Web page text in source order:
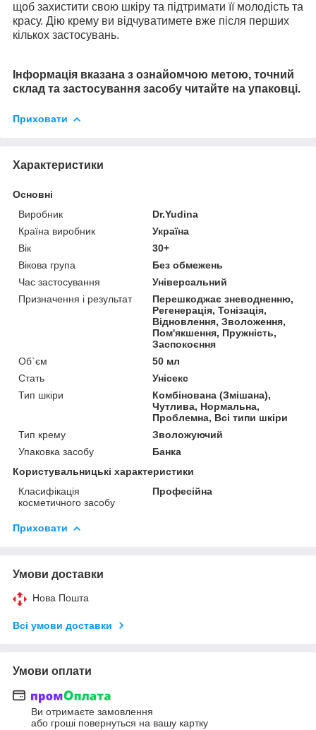
щоб захистити свою шкіру та підтримати її молодість та
красу. Дію крему ви відчуватимете вже після перших
кількох застосувань.
Інформація вказана з ознайомчою метою, точний
склад та застосування засобу читайте на упаковці.
Приховати
Характеристики
Основні
Виробник
Dr.Yudina
Країна виробник
Україна
Вік
30+
Вікова група
Без обмежень
Час застосування
Універсальний
Призначення і результат
Перешкоджає зневодненню,
Регенерація, Тонізація,
Відновлення, Зволоження,
Пом'якшення, Пружність,
Заспокоєння
Об`єм
50 мл
Стать
Унісекс
Тип шкіри
Комбінована (Змішана),
Чутлива, Нормальна,
Проблемна, Всі типи шкіри
Тип крему
Зволожуючий
Упаковка засобу
Банка
Користувальницькі характеристики
Класифікація
косметичного засобу
Професійна
Приховати
Умови доставки
Нова Пошта
Всі умови доставки
Умови оплати
Ви отримаєте замовлення
або гроші повернуться на вашу картку